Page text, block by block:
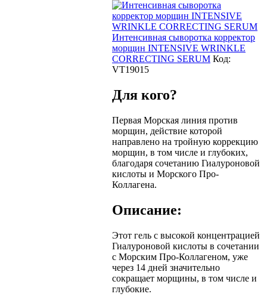
Интенсивная сыворотка корректор
морщин INTENSIVE WRINKLE
CORRECTING SERUM Код:
VT19015
Для кого?
Первая Морская линия против
морщин, действие которой
направлено на тройную коррекцию
морщин, в том числе и глубоких,
благодаря сочетанию Гиалуроновой
кислоты и Морского Про-
Коллагена.
Описание:
Этот гель с высокой концентрацией
Гиалуроновой кислоты в сочетании
с Морским Про-Коллагеном, уже
через 14 дней значительно
сокращает морщины, в том числе и
глубокие.